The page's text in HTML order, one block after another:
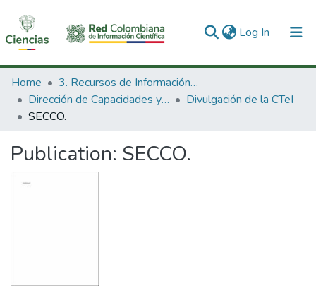
Log In (current)
Communities & Collections
All of DSpace
Home
3. Recursos de Información Científica y Tecnológica
Dirección de Capacidades y Divulgación de la CTeI
Divulgación de la CTeI
SECCO.
Publication: SECCO.